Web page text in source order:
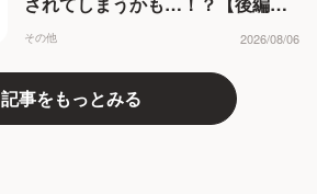
んが】
その他 2026/08/06
記事をもっとみる